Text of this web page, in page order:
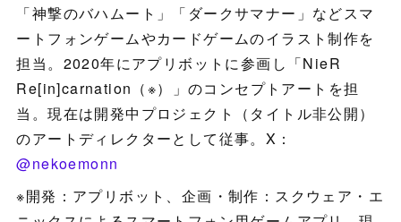
「神撃のバハムート」「ダークサマナー」などスマ
ートフォンゲームやカードゲームのイラスト制作を
担当。2020年にアプリボットに参画し「NieR
Re[in]carnation（※）」のコンセプトアートを担
当。現在は開発中プロジェクト（タイトル非公開）
のアートディレクターとして従事。X：
@nekoemonn
※開発：アプリボット、企画・制作：スクウェア・エ